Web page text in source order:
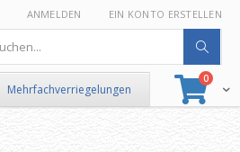
ANMELDEN EIN KONTO ERSTELLEN
0Artikel
Suche
Mehrfachverriegelungen